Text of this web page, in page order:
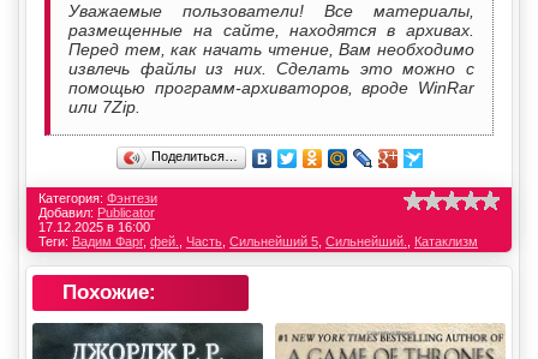
Уважаемые пользователи! Все материалы,
размещенные на сайте, находятся в архивах.
Перед тем, как начать чтение, Вам необходимо
извлечь файлы из них. Сделать это можно с
помощью программ-архиваторов, вроде WinRar
или 7Zip.
Поделиться…
Категория: Фэнтези
Добавил: Publicator
17.12.2025 в 16:00
Теги: Вадим Фарг, фей. Часть Сильнейший 5 Сильнейший. Катаклизм
Похожие: